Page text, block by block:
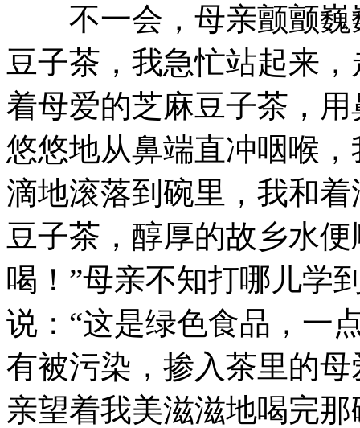
不一会，母亲颤颤巍
豆子茶，我急忙站起来
着母爱的芝麻豆子茶，
悠悠地从鼻端直冲咽喉
滴地滚落到碗里，我和
豆子茶，醇厚的故乡水
喝！”母亲不知打哪儿学
说：“这是绿色食品，一
有被污染，掺入茶里的
亲望着我美滋滋地喝完